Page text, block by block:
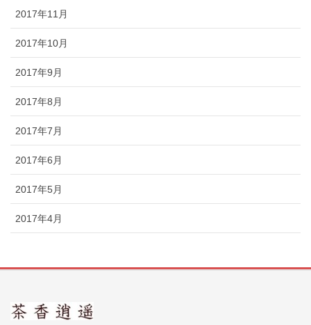
2017年11月
2017年10月
2017年9月
2017年8月
2017年7月
2017年6月
2017年5月
2017年4月